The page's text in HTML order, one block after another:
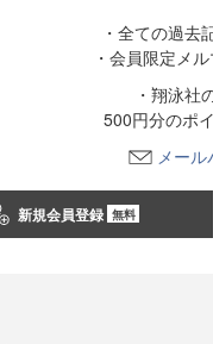
・全ての過去
・会員限定メ
・翔泳社
500円分のポ
メー
新規会員登録 無料